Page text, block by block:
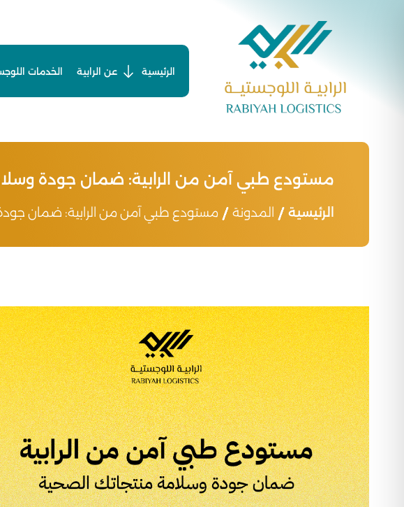
الرئيسية عن الرابية الخدمات
مستودع طبي آمن من الرابية: ضمان جودة
الرئيسية المدونة مستودع طبي آمن من الرابية: ضمان